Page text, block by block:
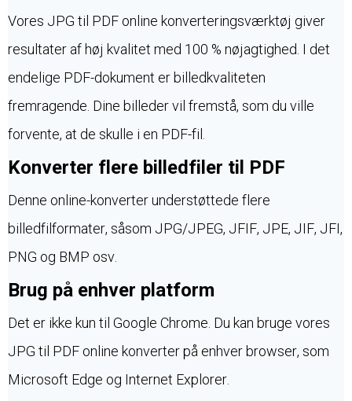
Vores JPG til PDF online konverteringsværktøj giver
resultater af høj kvalitet med 100 % nøjagtighed. I det
endelige PDF-dokument er billedkvaliteten
fremragende. Dine billeder vil fremstå, som du ville
forvente, at de skulle i en PDF-fil.
Konverter flere billedfiler til PDF
Denne online-konverter understøttede flere
billedfilformater, såsom JPG/JPEG, JFIF, JPE, JIF, JFI,
PNG og BMP osv.
Brug på enhver platform
Det er ikke kun til Google Chrome. Du kan bruge vores
JPG til PDF online konverter på enhver browser, som
Microsoft Edge og Internet Explorer.